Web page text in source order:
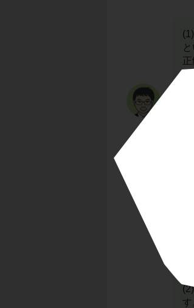
正
石灰
す